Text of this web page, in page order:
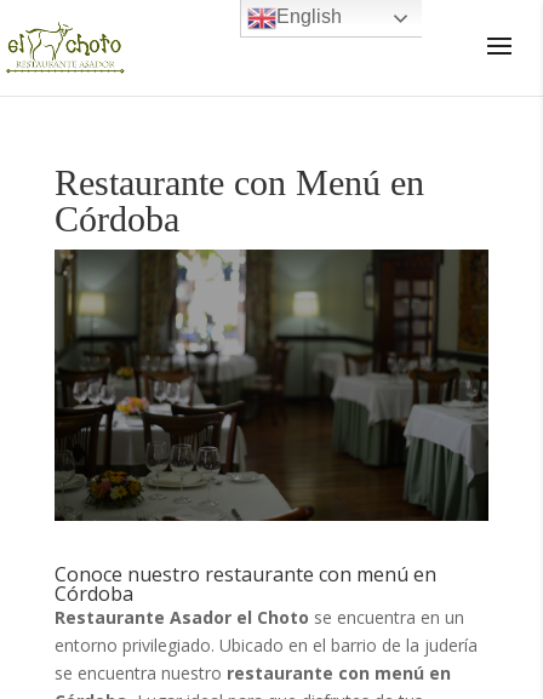
Restaurante con Menú en
Córdoba
Conoce nuestro restaurante con menú en
Córdoba
Restaurante Asador el Choto se encuentra en un
entorno privilegiado. Ubicado en el barrio de la judería
se encuentra nuestro restaurante con menú en
×
English